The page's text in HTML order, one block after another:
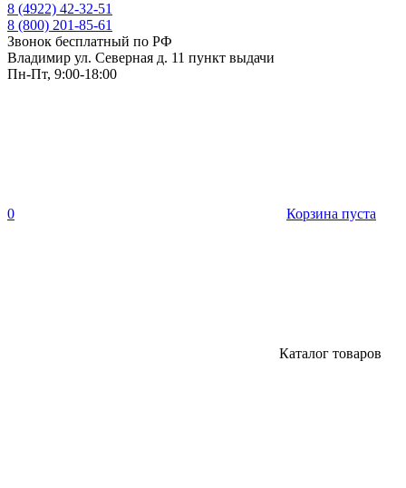
8 (4922) 42-32-51
8 (800) 201-85-61
Звонок бесплатный по РФ
Владимир ул. Северная д. 11 пункт выдачи
Пн-Пт, 9:00-18:00
0 Корзина пуста
Каталог товаров